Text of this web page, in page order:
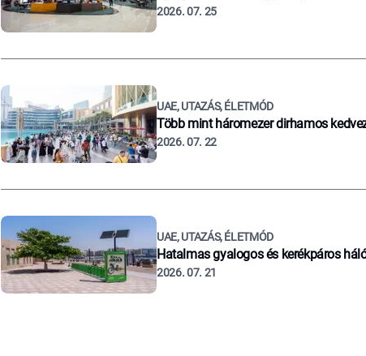
2026. 07. 25
UAE, UTAZÁS, ÉLETMÓD
Több mint háromezer dirhamos
2026. 07. 22
UAE, UTAZÁS, ÉLETMÓD
Hatalmas gyalogos és kerékpáros
2026. 07. 21